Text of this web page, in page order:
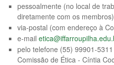
pessoalmente (no local de
diretamente com os membros)
via-postal (com endereço à
e-mail
pelo telefone (55) 99901-
Comissão de Ética - Cíntia